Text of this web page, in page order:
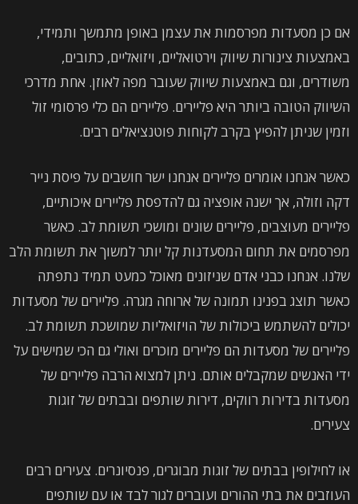
אם כן מסעדות מפרסמות את עצמן באופן מתמשך ותמידי,
באמצעות צינורות שיווק וירטואליים, ויזואליים, כתובים,
משודרים, וגם באמצעות שיווק שעובר מפה לאוזן. אחת מדרכי
השיווק הטובה ביותר היא פליירים. פליירים הם כלי פרסומי זול
וזמין שניתן להפיץ בקרב לקוחות פוטנציאלים רבים.
כאשר אנחנו אומרים פליירים אנחנו ישר חושבים על פיסת נייר
דקה וזולה, אך ישנה אופציה גם להדפסת פליירים איכותיים,
פליירים מעוצבים, פליירים שונים ומושכי תשומת לב. כאשר
מפרסמים את תחום המסעדנות קל יותר למשוך את תשומת הלב
שלנו. אנחנו כבני אדם שניזונים מאוכל כמעט תמיד נתפתה
כאשר תוצג בפנינו תמונה של ארוחה מגרה. פליירים של מסעדות
יכולים להשתמש ביכולות של הויזואליות שמושכת תשומת לב.
פליירים של מסעדות הם פליירים מוכרים ואולי גם הכי שמישים על
ידי האנשים שמקבלים אותם. ניתן למצוא הרבה פליירים של
מסעדות בדירות רווקים, דירות שותפים ובבתים של זוגות
צעירים.
או לחילופין בבתים של זוגות מבוגרים, פנסיונרים. צעירים רבים
העוזבים את בתי ההורים ועוברים לגור לבד או עם שותפים